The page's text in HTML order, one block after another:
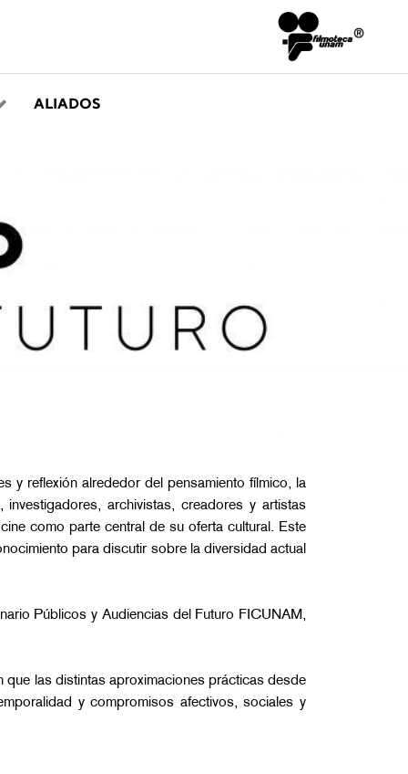
ALIADOS
y reflexión alrededor del pensamiento fílmico, la
archivistas, creadores y artistas
como parte central de su oferta cultural. Este
para discutir sobre la diversidad actual
Públicos y Audiencias del Futuro FICUNAM,
que las distintas aproximaciones prácticas desde
y compromisos afectivos, sociales y